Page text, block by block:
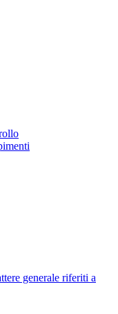
generale riferiti a